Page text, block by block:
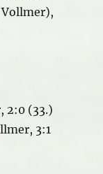
2:0 (33.)
3:1